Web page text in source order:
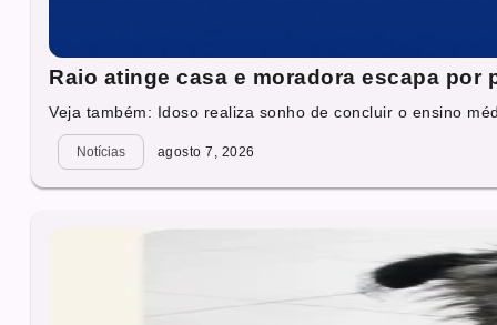
Raio atinge casa e moradora escapa por
Veja também: Idoso realiza sonho de concluir o ensino
Notícias agosto 7, 2026